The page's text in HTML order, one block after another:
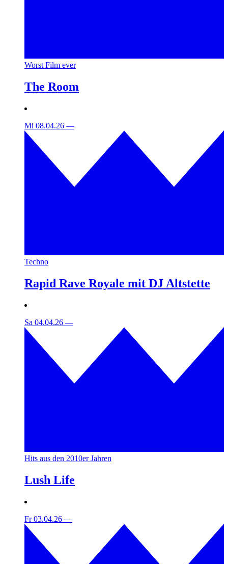
Worst Film ever
The Room
Mi 08.04.26 —
Techno
Rapid Rave Royale mit DJ Altstette
Sa 04.04.26 —
Hits aus den 2010er Jahren
Lush Life
Fr 03.04.26 —